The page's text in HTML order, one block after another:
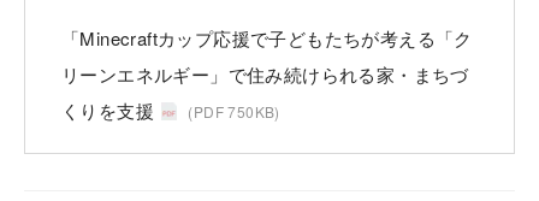
「Minecraftカップ応援で子どもたちが考える「ク
リーンエネルギー」で住み続けられる家・まちづ
くりを支援
(PDF 750KB)